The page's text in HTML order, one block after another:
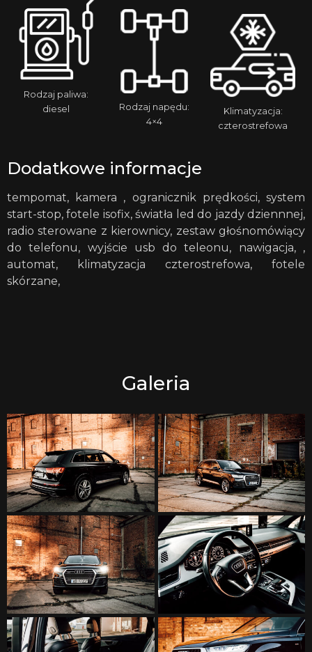
Rodzaj paliwa:
diesel
Rodzaj napędu:
4×4
Klimatyzacja:
czterostrefowa
Dodatkowe informacje
tempomat, kamera , ogranicznik prędkości, system
start-stop, fotele isofix, światła led do jazdy dziennnej,
radio sterowane z kierownicy, zestaw głośnomówiący
do telefonu, wyjście usb do teleonu, nawigacja, ,
automat, klimatyzacja czterostrefowa, fotele
skórzane,
Galeria